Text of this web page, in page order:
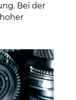
Bei der